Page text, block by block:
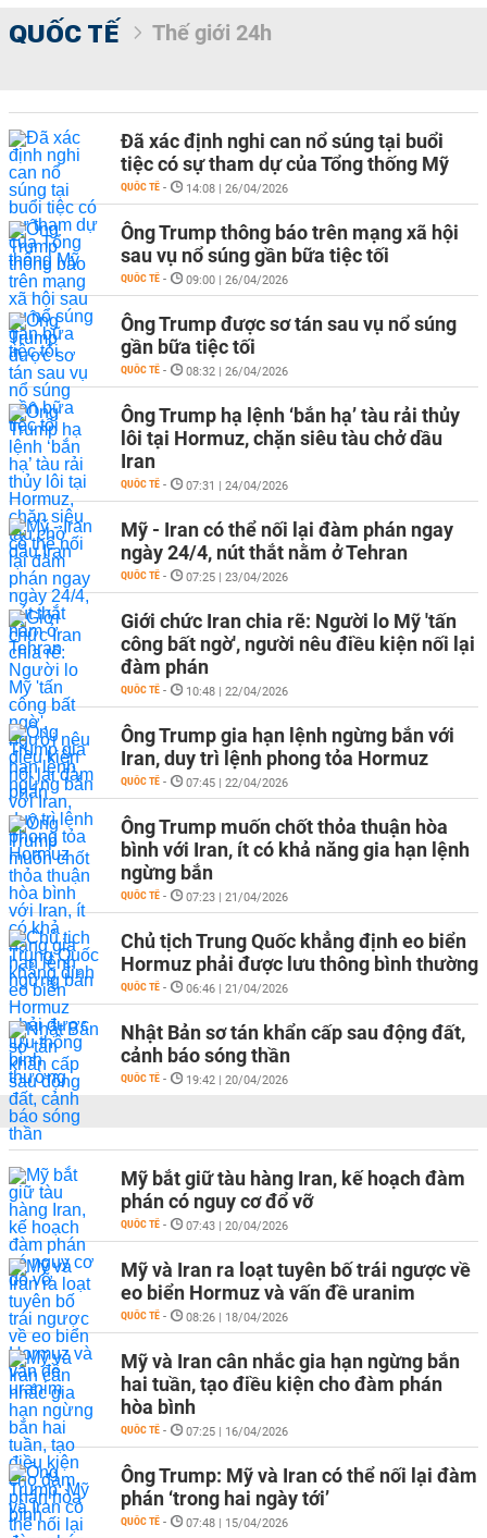
QUỐC TẾ Thế giới 24h
Đã xác định nghi can nổ súng tại buổi
tiệc có sự tham dự của Tổng thống Mỹ
QUỐC TẾ - 14:08 | 26/04/2026
Ông Trump thông báo trên mạng xã hội
sau vụ nổ súng gần bữa tiệc tối
QUỐC TẾ - 09:00 | 26/04/2026
Ông Trump được sơ tán sau vụ nổ súng
gần bữa tiệc tối
QUỐC TẾ - 08:32 | 26/04/2026
Ông Trump hạ lệnh ‘bắn hạ’ tàu rải thủy
lôi tại Hormuz, chặn siêu tàu chở dầu
Iran
QUỐC TẾ - 07:31 | 24/04/2026
Mỹ - Iran có thể nối lại đàm phán ngay
ngày 24/4, nút thắt nằm ở Tehran
QUỐC TẾ - 07:25 | 23/04/2026
Giới chức Iran chia rẽ: Người lo Mỹ 'tấn
công bất ngờ', người nêu điều kiện nối lại
đàm phán
QUỐC TẾ - 10:48 | 22/04/2026
Ông Trump gia hạn lệnh ngừng bắn với
Iran, duy trì lệnh phong tỏa Hormuz
QUỐC TẾ - 07:45 | 22/04/2026
Ông Trump muốn chốt thỏa thuận hòa
bình với Iran, ít có khả năng gia hạn lệnh
ngừng bắn
QUỐC TẾ - 07:23 | 21/04/2026
Chủ tịch Trung Quốc khẳng định eo biển
Hormuz phải được lưu thông bình thường
QUỐC TẾ - 06:46 | 21/04/2026
Nhật Bản sơ tán khẩn cấp sau động đất,
cảnh báo sóng thần
QUỐC TẾ - 19:42 | 20/04/2026
Mỹ bắt giữ tàu hàng Iran, kế hoạch đàm
phán có nguy cơ đổ vỡ
QUỐC TẾ - 07:43 | 20/04/2026
Mỹ và Iran ra loạt tuyên bố trái ngược về
eo biển Hormuz và vấn đề uranim
QUỐC TẾ - 08:26 | 18/04/2026
Mỹ và Iran cân nhắc gia hạn ngừng bắn
hai tuần, tạo điều kiện cho đàm phán
hòa bình
QUỐC TẾ - 07:25 | 16/04/2026
Ông Trump: Mỹ và Iran có thể nối lại đàm
phán ‘trong hai ngày tới’
QUỐC TẾ - 07:48 | 15/04/2026